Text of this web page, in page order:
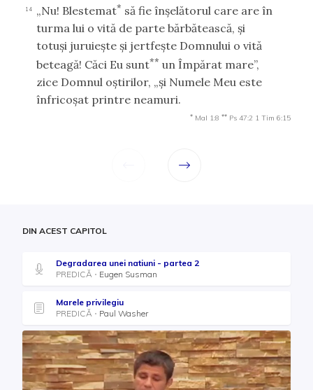
14 „Nu! Blestemat* să fie înşelătorul care are în
turma lui o vită de parte bărbătească, şi
totuşi juruieşte şi jertfeşte Domnului o vită
beteagă! Căci Eu sunt** un Împărat mare”,
zice Domnul oştirilor, „şi Numele Meu este
înfricoşat printre neamuri.
* Mal 1:8 ** Ps 47:2 1 Tim 6:15
DIN ACEST CAPITOL
Degradarea unei natiuni - partea 2
PREDICĂ
Eugen Susman
Marele privilegiu
PREDICĂ
Paul Washer